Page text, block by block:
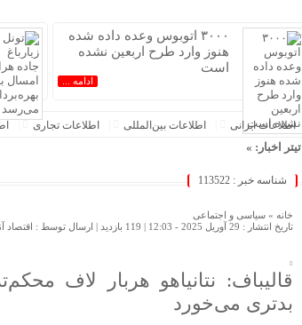
خود را به‌روز کنید :.
۳۰۰۰ اتوبوس وعده داده شده
هنوز وارد طرح اربعین نشده
است
ادامه ...
اطلاعات‌ ‎ایرانی اطلاعات بین‌المللی اطلاعات تجاری
تیتر اخبار: »
۳۰۰۰ اتوبوس وعده داده شده هنوز وارد طرح اربعین نشده است
فروش فوری دنا پلاس آغاز می‌شود؛ زمان ثبت‌نام و شرایط خرید اعلام
کاسبی خارج‌نشین‌ها با سهمیه اقامت / ۸ میلیارد بده خودرو وارد کن!
افت ۲۴ درصدی تولید خودرو در کشور
خودرو بی‌مهابا در سراشیبی قیمت+ جدول قیمت روز خودرو
شناسه خبر : 113522
خانه » سیاسی و اجتماعی
تاریخ انتشار : 29 آوریل 2025 - 12:03 |
119 بازدید | ارسال توسط : اقتصاد
قالیباف: نتانیاهو هربار لاف
بدتری می‌خورد